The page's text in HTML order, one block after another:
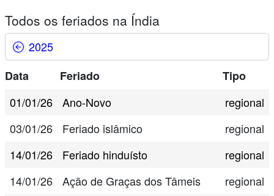
Todos os feriados na Índia
2025
Data
Feriado
Tipo
01/01/26
Ano-Novo
regional
03/01/26
Feriado islâmico
regional
14/01/26
Feriado hinduísto
regional
14/01/26
Ação de Graças dos Tâmeis
regional